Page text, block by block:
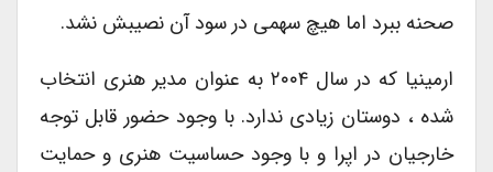
صحنه ببرد اما هیچ سهمی در سود آن نصیبش نشد.
ارمینیا که در سال ۲۰۰۴ به عنوان مدیر هنری انتخاب
شده ، دوستان زیادی ندارد. با وجود حضور قابل توجه
خارجیان در اپرا و با وجود حساسیت هنری و حمایت